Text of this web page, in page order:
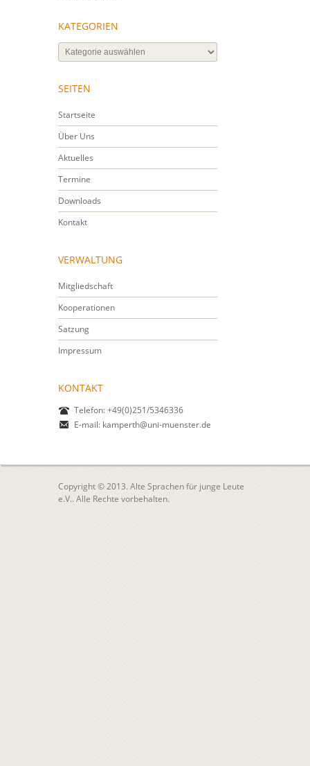
KATEGORIEN
Kategorien
SEITEN
Startseite
Über Uns
Aktuelles
Termine
Downloads
Kontakt
VERWALTUNG
Mitgliedschaft
Kooperationen
Satzung
Impressum
KONTAKT
Telefon: +49(0)251/5346336
E-mail: kamperth@uni-muenster.de
Copyright © 2013. Alte Sprachen für junge Leute
e.V.. Alle Rechte vorbehalten.